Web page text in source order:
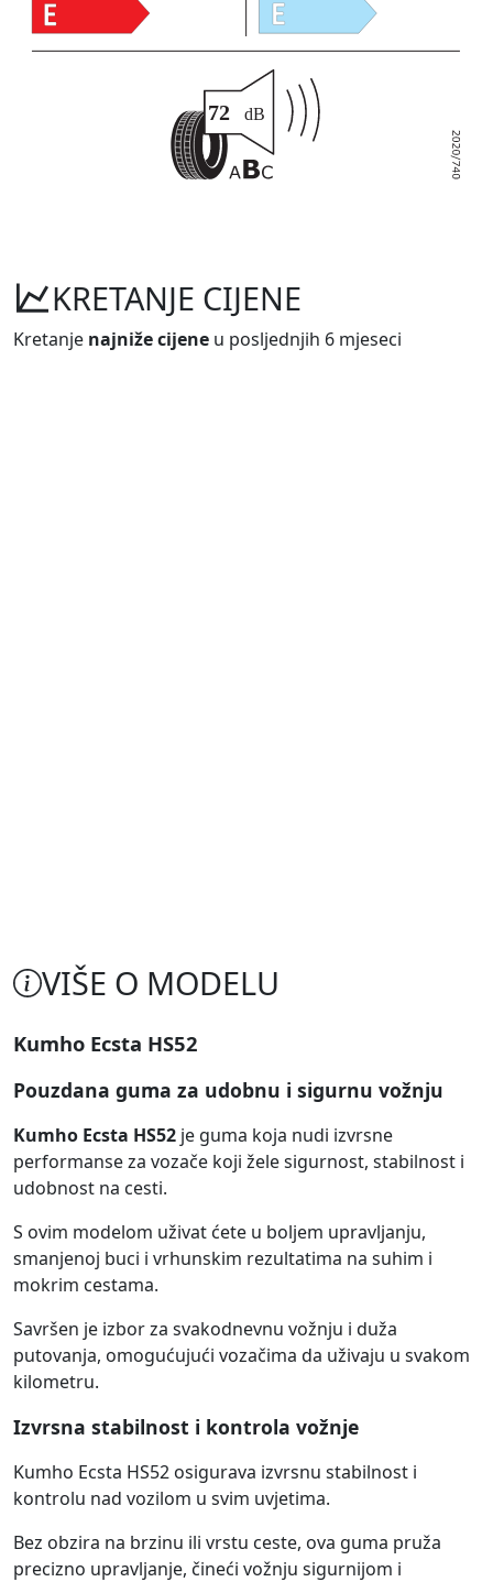
KRETANJE CIJENE
Kretanje najniže cijene u posljednjih 6 mjeseci
VIŠE O MODELU
Kumho Ecsta HS52
Pouzdana guma za udobnu i sigurnu vožnju
Kumho Ecsta HS52 je guma koja nudi izvrsne
performanse za vozače koji žele sigurnost, stabilnost i
udobnost na cesti.
S ovim modelom uživat ćete u boljem upravljanju,
smanjenoj buci i vrhunskim rezultatima na suhim i
mokrim cestama.
Savršen je izbor za svakodnevnu vožnju i duža
putovanja, omogućujući vozačima da uživaju u svakom
kilometru.
Izvrsna stabilnost i kontrola vožnje
Kumho Ecsta HS52 osigurava izvrsnu stabilnost i
kontrolu nad vozilom u svim uvjetima.
Bez obzira na brzinu ili vrstu ceste, ova guma pruža
precizno upravljanje, čineći vožnju sigurnijom i